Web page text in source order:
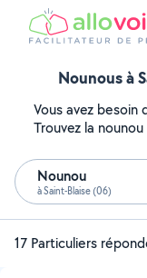
Nounous à
Vous avez besoin
Trouvez la
Nounou
à Saint-Blaise (06)
17 Particuliers